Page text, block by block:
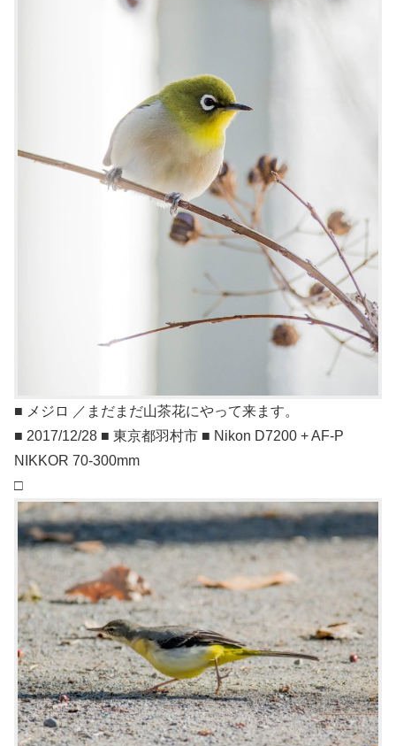
■ メジロ ／まだまだ山茶花にやって来ます。
■ 2017/12/28 ■ 東京都羽村市 ■ Nikon D7200 + AF-P
NIKKOR 70-300mm
□